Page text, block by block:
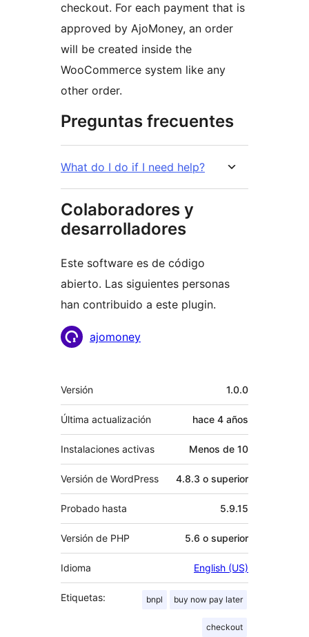
checkout. For each payment that is
approved by AjoMoney, an order
will be created inside the
WooCommerce system like any
other order.
Preguntas frecuentes
What do I do if I need help?
Colaboradores y
desarrolladores
Este software es de código
abierto. Las siguientes personas
han contribuido a este plugin.
Colaboradores
ajomoney
Meta
Versión 1.0.0
Última actualización hace 4 años
Instalaciones activas Menos de 10
Versión de WordPress 4.8.3 o superior
Probado hasta 5.9.15
Versión de PHP 5.6 o superior
Idioma English (US)
Etiquetas: bnpl buy now pay later
checkout